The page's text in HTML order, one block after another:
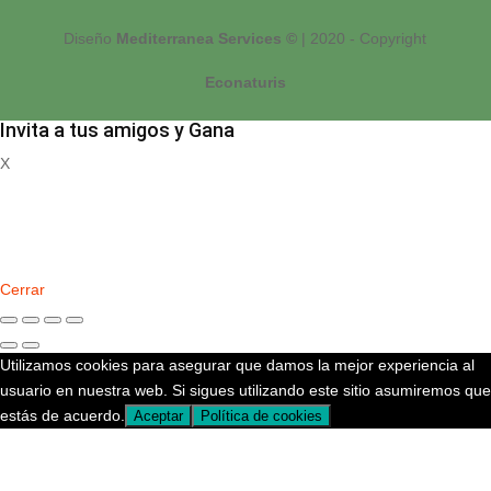
Diseño Mediterranea Services © | 2020 - Copyright
Econaturis
Invita a tus amigos y Gana
X
Cerrar
Utilizamos cookies para asegurar que damos la mejor experiencia al
usuario en nuestra web. Si sigues utilizando este sitio asumiremos que
estás de acuerdo.
Aceptar Política de cookies